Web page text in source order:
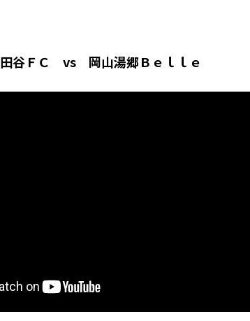
田谷ＦＣ vs 岡山湯郷Ｂｅｌｌｅ